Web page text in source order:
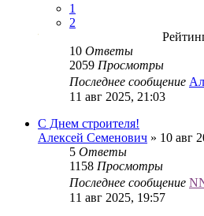
1
2
10 Ответы
2059 Просмотры
Последнее сообщение
11 авг 2025, 21:03
С Днем строителя!
Алексей Семенович » 10 авг
5 Ответы
1158 Просмотры
Последнее сообщение
11 авг 2025, 19:57